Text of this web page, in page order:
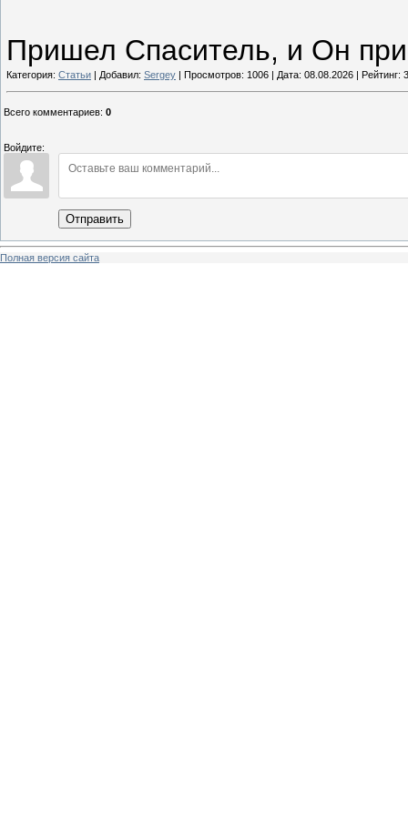
Пришел Спаситель, и Он
Категория: Статьи | Добавил: Sergey | Просмотров: 1006 | Дата: 08.08.2026 | Рейтинг:
Всего комментариев: 0
Войдите:
Отправить
Полная версия сайта